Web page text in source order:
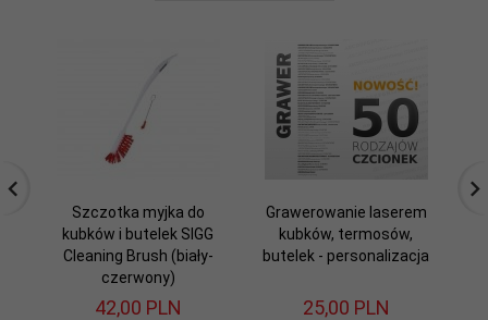
Szczotka myjka do
kubków i butelek SIGG
Cleaning Brush (biały-
czerwony)
42,00 PLN
Grawerowanie laserem
kubków, termosów,
butelek - personalizacja
25,00 PLN